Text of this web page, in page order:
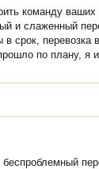
команду ваших
и слаженный
в срок, перевозка
по плану, я